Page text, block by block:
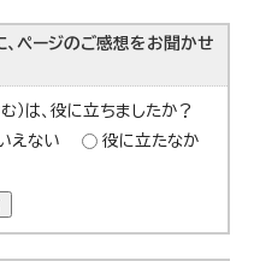
、ページのご感想をお聞かせ
）は、役に立ちましたか？
えない
役に立たなか